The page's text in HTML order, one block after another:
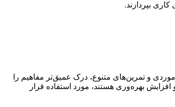
بپردازند.
و تمرین‌های متنوع، درک عمیق‌تر مفاهیم را
بهره‌وری هستند، مورد استفاده قرار